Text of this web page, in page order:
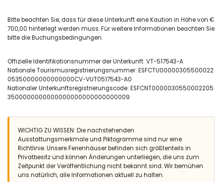
3 Schlafzimmer mit Klimaanlage, jeweils mit Kingsize-Bett (190 x
180 cm)
eigenes Badezimmer mit Dusche, WC und Haartrockner
Außenbereich der Villa
eingezäuntes Grundstück
nierenförmiger privater Pool von 9m x 4m
schöner, mit Rasen bewachsener Garten mit Bäumen und
Wintergarten
2 Terrassen, von denen eine überdacht ist
Außenküche und Grill
Außendusche
Außenbereich zum Sitzen und Außenbereich zum Essen
privater Garagenplatz und privater Parkplatz
Weitere Informationen
Bitte beachten Sie, dass für diese Unterkunft eine Kaution in Höhe von €
700,00 hinterlegt werden muss. Für weitere Informationen beachten Sie
bitte die Buchungsbedingungen.
Offizielle Identifikationsnummer der Unterkunft: VT-517543-A
Nationale Tourismusregistrierungsnummer: ESFCTU00000305500022
05350000000000000CV-VUT0517543-A0
Nationaler Unterkunftsregistrierungscode: ESFCNT0000030550002205
3500000000000000000000000000009
WICHTIG ZU WISSEN: Die nachstehenden
Ausstattungsmerkmale und Piktogramme sind nur eine
Richtlinie. Unsere Ferienhäuser befinden sich größtenteils in
Privatbesitz und können Änderungen unterliegen, die uns zum
Zeitpunkt der Veröffentlichung nicht bekannt sind. Wir bemühen
uns natürlich, alle Informationen aktuell zu halten.